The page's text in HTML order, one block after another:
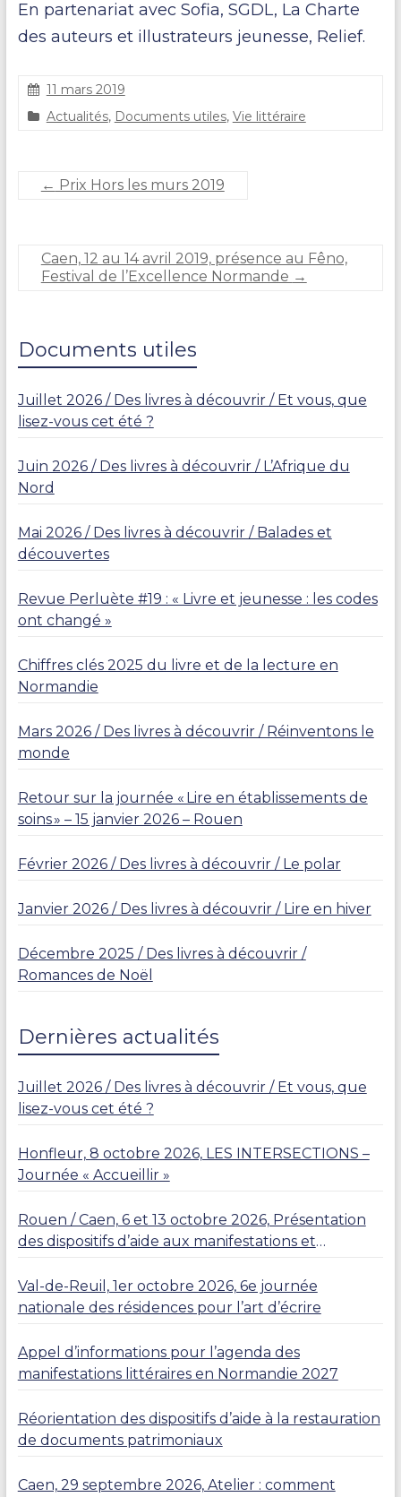
En partenariat avec Sofia, SGDL, La Charte
des auteurs et illustrateurs jeunesse, Relief.
C
l
11 mars 2019
Actualités, Documents utiles, Vie littéraire
← Prix Hors les murs 2019
Caen, 12 au 14 avril 2019, présence au Fêno,
Festival de l’Excellence Normande →
Documents utiles
Juillet 2026 / Des livres à découvrir / Et vous, que
lisez-vous cet été ?
Juin 2026 / Des livres à découvrir / L’Afrique du
Nord
Mai 2026 / Des livres à découvrir / Balades et
découvertes
Revue Perluète #19 : « Livre et jeunesse : les codes
ont changé »
Chiffres clés 2025 du livre et de la lecture en
Normandie
Mars 2026 / Des livres à découvrir / Réinventons le
monde
Retour sur la journée « Lire en établissements de
soins » – 15 janvier 2026 – Rouen
Février 2026 / Des livres à découvrir / Le polar
Janvier 2026 / Des livres à découvrir / Lire en hiver
Décembre 2025 / Des livres à découvrir /
Romances de Noël
Dernières actualités
Juillet 2026 / Des livres à découvrir / Et vous, que
lisez-vous cet été ?
Honfleur, 8 octobre 2026, LES INTERSECTIONS –
Journée « Accueillir »
Rouen / Caen, 6 et 13 octobre 2026, Présentation
des dispositifs d’aide aux manifestations et
Val-de-Reuil, 1er octobre 2026, 6e journée
nationale des résidences pour l’art d’écrire
Appel d’informations pour l’agenda des
manifestations littéraires en Normandie 2027
Réorientation des dispositifs d’aide à la restauration
de documents patrimoniaux
Caen, 29 septembre 2026, Atelier : comment